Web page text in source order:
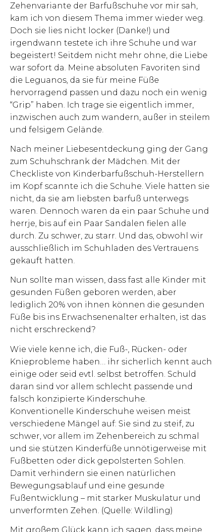
Zehenvariante der Barfußschuhe vor mir sah,
kam ich von diesem Thema immer wieder weg.
Doch sie lies nicht locker (Danke!) und
irgendwann testete ich ihre Schuhe und war
begeistert! Seitdem nicht mehr ohne, die Liebe
war sofort da. Meine absoluten Favoriten sind
die Leguanos, da sie für meine Füße
hervorragend passen und dazu noch ein wenig
“Grip” haben. Ich trage sie eigentlich immer,
inzwischen auch zum wandern, außer in steilem
und felsigem Gelände.
Nach meiner Liebesentdeckung ging der Gang
zum Schuhschrank der Mädchen. Mit der
Checkliste von Kinderbarfußschuh-Herstellern
im Kopf scannte ich die Schuhe. Viele hatten sie
nicht, da sie am liebsten barfuß unterwegs
waren. Dennoch waren da ein paar Schuhe und
herrje, bis auf ein Paar Sandalen fielen alle
durch. Zu schwer, zu starr. Und das, obwohl wir
ausschließlich im Schuhladen des Vertrauens
gekauft hatten.
Nun sollte man wissen, dass fast alle Kinder mit
gesunden Füßen geboren werden, aber
lediglich 20% von ihnen können die gesunden
Füße bis ins Erwachsenenalter erhalten, ist das
nicht erschreckend?
Wie viele kenne ich, die Fuß-, Rücken- oder
Knieprobleme haben… ihr sicherlich kennt auch
einige oder seid evtl. selbst betroffen. Schuld
daran sind vor allem schlecht passende und
falsch konzipierte Kinderschuhe.
Konventionelle Kinderschuhe weisen meist
verschiedene Mängel auf: Sie sind zu steif, zu
schwer, vor allem im Zehenbereich zu schmal
und sie stützen Kinderfüße unnötigerweise mit
Fußbetten oder dick gepolsterten Sohlen.
Damit verhindern sie einen natürlichen
Bewegungsablauf und eine gesunde
Fußentwicklung – mit starker Muskulatur und
unverformten Zehen. (Quelle: Wildling)
Mit großem Glück kann ich sagen, dass meine